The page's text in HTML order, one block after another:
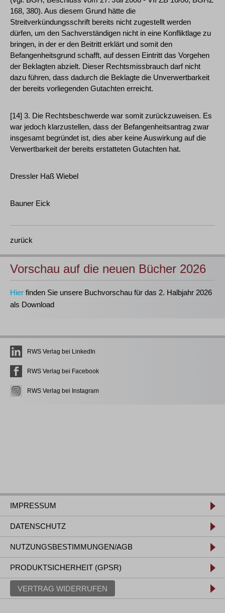
168, 380). Aus diesem Grund hätte die
Streitverkündungsschrift bereits nicht zugestellt werden
dürfen, um den Sachverständigen nicht in eine Konfliktlage zu
bringen, in der er den Beitritt erklärt und somit den
Befangenheitsgrund schafft, auf dessen Eintritt das Vorgehen
der Beklagten abzielt. Dieser Rechtsmissbrauch darf nicht
dazu führen, dass dadurch die Beklagte die Unverwertbarkeit
der bereits vorliegenden Gutachten erreicht.
[14] 3. Die Rechtsbeschwerde war somit zurückzuweisen. Es
war jedoch klarzustellen, dass der Befangenheitsantrag zwar
insgesamt begründet ist, dies aber keine Auswirkung auf die
Verwertbarkeit der bereits erstatteten Gutachten hat.
Dressler Haß Wiebel
Bauner Eick
zurück
Vorschau auf die neuen Bücher 2026
Hier finden Sie unsere Buchvorschau für das 2. Halbjahr 2026
als Download
RWS Verlag bei LinkedIn
RWS Verlag bei Facebook
RWS Verlag bei Instagram
IMPRESSUM
DATENSCHUTZ
NUTZUNGSBESTIMMUNGEN/AGB
PRODUKTSICHERHEIT (GPSR)
VERTRAG WIDERRUFEN